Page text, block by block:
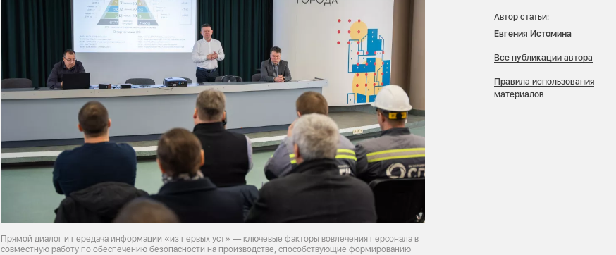
Прямой диалог и передача информации «из первых уст» — ключевые факторы вовлечения персонала в
совместную работу по обеспечению безопасности на производстве, способствующие формированию
Автор статьи:
Евгения Истомина
Все публикации автора
Правила использования
материалов